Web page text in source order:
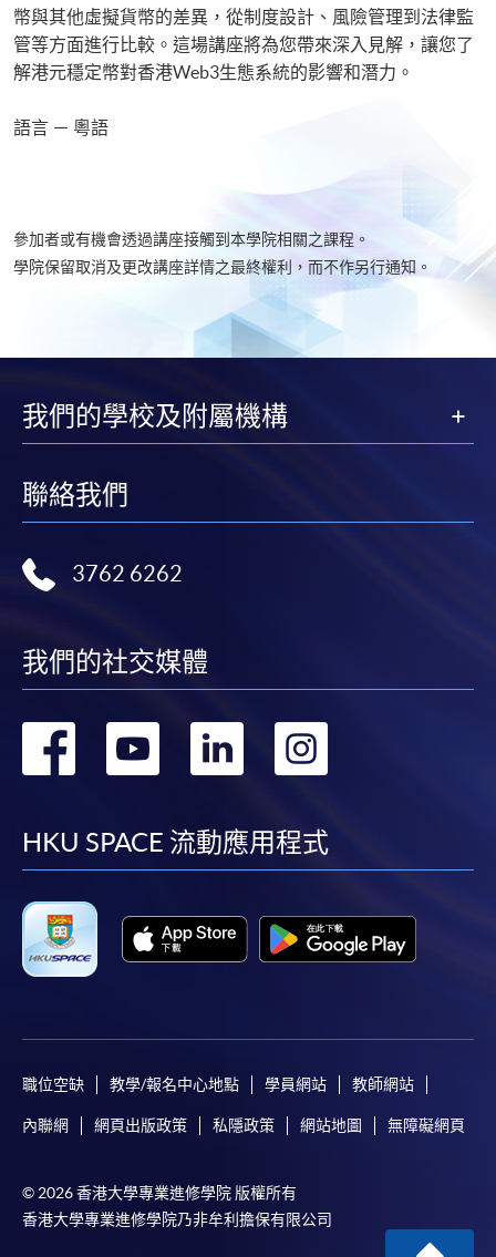
幣與其他虛擬貨幣的差異，從制度設計、風險管理到法律監
管等方面進行比較。這場講座將為您帶來深入見解，讓您了
解港元穩定幣對香港Web3生態系統的影響和潛力。
語言 － 粵語
參加者或有機會透過講座接觸到本學院相關之課程。
學院保留取消及更改講座詳情之最終權利，而不作另行通知。
我們的學校及附屬機構
聯絡我們
3762 6262
我們的社交媒體
轉
facebook
轉
youtube
轉
linkedin
轉
HKU SPACE 流動應用程式
職位空缺 教學/報名中心地點 學員網站 教師網站
內聯網 網頁出版政策 私隱政策 網站地圖 無障礙網頁
© 2026 香港大學專業進修學院 版權所有
香港大學專業進修學院乃非牟利擔保有限公司